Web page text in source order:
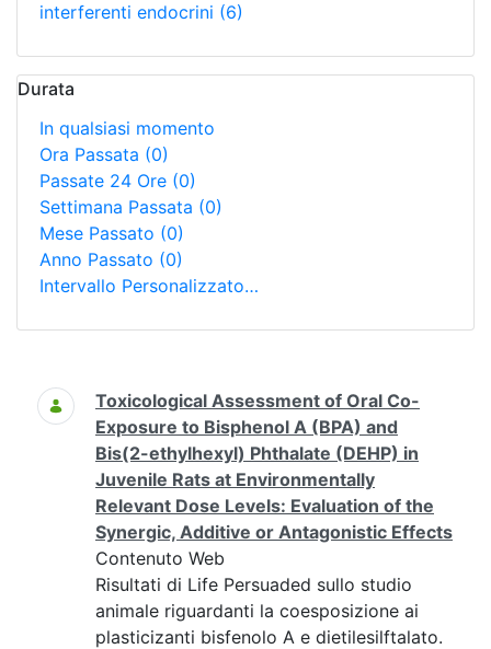
interferenti endocrini (6)
Durata
In qualsiasi momento
Ora Passata (0)
Passate 24 Ore (0)
Settimana Passata (0)
Mese Passato (0)
Anno Passato (0)
Intervallo Personalizzato…
Ricerca
Toxicological Assessment of Oral Co-
Exposure to Bisphenol A (BPA) and
Bis(2-ethylhexyl) Phthalate (DEHP) in
Juvenile Rats at Environmentally
Relevant Dose Levels: Evaluation of the
Synergic, Additive or Antagonistic Effects
Contenuto Web
Risultati di Life Persuaded sullo studio
animale riguardanti la coesposizione ai
plasticizanti bisfenolo A e dietilesilftalato.